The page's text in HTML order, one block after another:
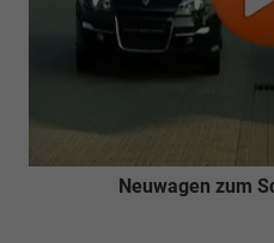
Neuwagen zum